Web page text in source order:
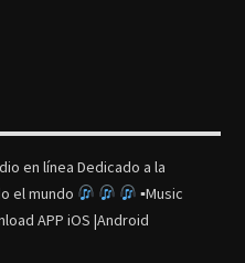
en línea Dedicado a la
el mundo
▪Music
APP iOS |Android